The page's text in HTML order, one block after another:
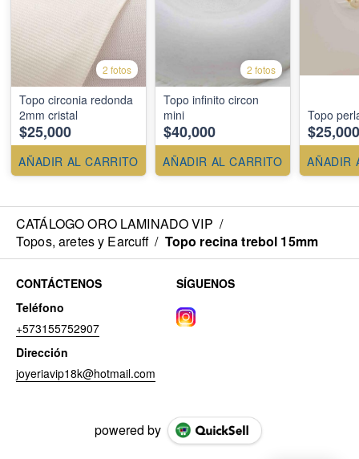
2 fotos
Topo circonia redonda
2mm cristal
$25,000
AÑADIR AL CARRITO
2 fotos
Topo infinito circon
mini
$40,000
AÑADIR AL CARRITO
Topo
$25,000
AÑADIR
CATÁLOGO ORO LAMINADO VIP /
Topos, aretes y Earcuff / Topo recina trebol 15mm
CONTÁCTENOS
Teléfono
+573155752907
Dirección
joyeriavip18k@hotmail.com
SÍGUENOS
powered by